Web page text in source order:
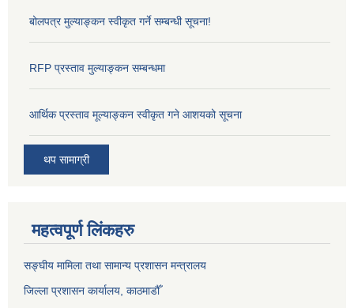
बोलपत्र मुल्याङ्कन स्वीकृत गर्ने सम्बन्धी सूचना!
RFP प्रस्ताव मुल्याङ्कन सम्बन्धमा
आर्थिक प्रस्ताव मूल्याङ्कन स्वीकृत गने आशयको सूचना
थप सामाग्री
महत्वपूर्ण लिंकहरु
सङ्‍घीय मामिला तथा सामान्य प्रशासन मन्त्रालय
जिल्ला प्रशासन कार्यालय, काठमाडौँ